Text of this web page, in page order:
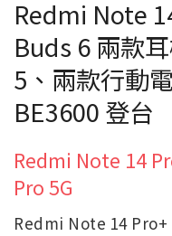
Redmi Note
Buds 6 兩款
5、兩款行動
BE3600 登台
Redmi Note 14
Pro 5G
Redmi Note 14